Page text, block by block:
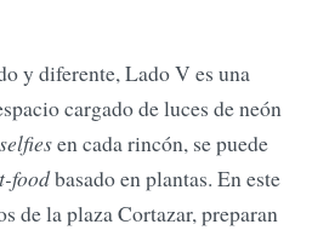
y diferente, Lado V es una
cargado de luces de neón
selfiesen cada rincón, se puede
foodbasado en plantas. En este
de la plaza Cortazar, preparan